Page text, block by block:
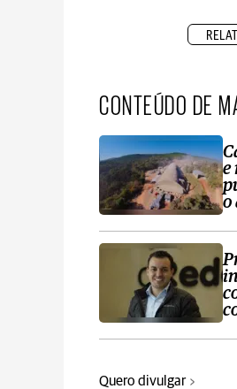
CONTEÚDO DE
e
o
Quero divulgar